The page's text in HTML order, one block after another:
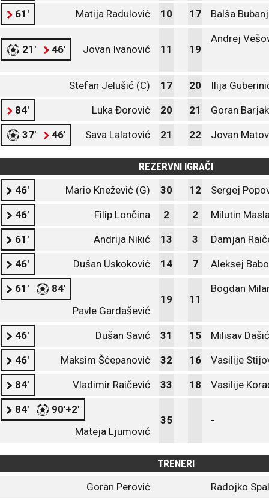
61' Matija Radulović 10 17 Balša
21' 46' Jovan Ivanović 11 19
Andrej
Stefan Jelušić (C) 17 20 Ilija
84' Luka Đorović 20 21 Goran
37' 46' Sava Lalatović 21 22 Jovan
REZERVNI IGRAČI
46'
Mario Knežević (G) 30 12 Sergej
46' Filip Lončina 2 2 Milutin
61' Andrija Nikić 13 3 Damjan
46' Dušan Uskoković 14 7 Aleksej
61'
84'
Pavle Gardašević
19 11
Bogdan
46' Dušan Savić 31 15 Milisav Dašić
46' Maksim Šćepanović 32 16 Vasilije
84' Vladimir Raičević 33 18 Vasilije
84'
90'+2'
Mateja Ljumović
35 -
TRENERI
Goran Perović
Radojko